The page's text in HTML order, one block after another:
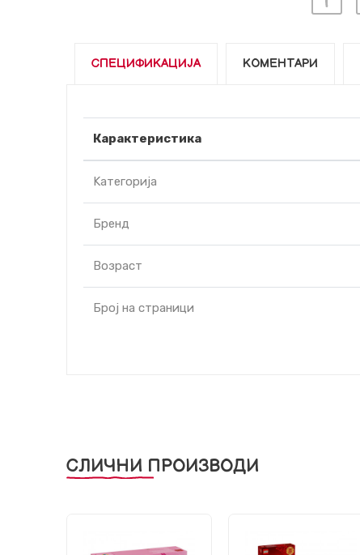
СПЕЦИФИКАЦИЈА КОМЕНТАРИ
Карактеристика
Kатегорија
Бренд
Возраст
Број на страници
СЛИЧНИ ПРОИЗВОДИ